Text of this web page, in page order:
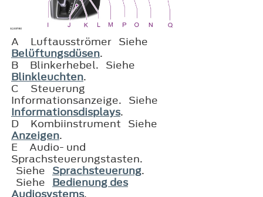
A
Luftausströmer Siehe
Belüftungsdüsen.
B
Blinkerhebel. Siehe
Blinkleuchten.
C
Steuerung
Informationsanzeige. Siehe
Informationsdisplays.
D
Kombiinstrument Siehe
Anzeigen.
E
Audio- und
Sprachsteuerungstasten.
Siehe Sprachsteuerung.
Siehe Bedienung des
Audiosystems.